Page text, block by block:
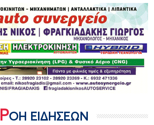
ΡΟΗ ΕΙΔΗΣΕΩΝ